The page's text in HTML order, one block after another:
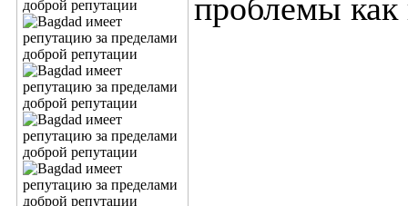
проблемы